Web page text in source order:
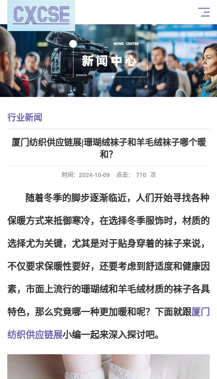
行业新闻
厦门纺织供应链展|珊瑚绒袜子和羊毛绒袜子哪个暖
和？
时间：2024-10-09 点击： 710 次
随着冬季的脚步逐渐临近，人们开始寻找各种
保暖方式来抵御寒冷，在选择冬季服饰时，材质的
选择尤为关键，尤其是对于贴身穿着的袜子来说，
不仅要求保暖性要好，还要考虑到舒适度和健康因
素，市面上流行的珊瑚绒和羊毛绒材质的袜子各具
特色，那么究竟哪一种更加暖和呢？下面就跟厦门
纺织供应链展小编一起来深入探讨吧。